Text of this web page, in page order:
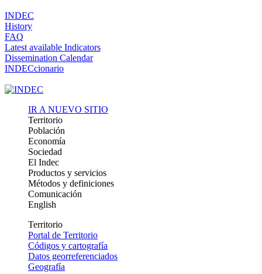
INDEC
History
FAQ
Latest available Indicators
Dissemination Calendar
INDECcionario
IR A NUEVO SITIO
Territorio
Población
Economía
Sociedad
El Indec
Productos y servicios
Métodos y definiciones
Comunicación
English
Territorio
Portal de Territorio
Códigos y cartografía
Datos georreferenciados
Geografía